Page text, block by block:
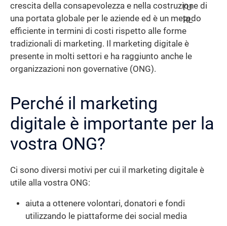
crescita della consapevolezza e nella costruzione di
una portata globale per le aziende ed è un metodo
efficiente in termini di costi rispetto alle forme
tradizionali di marketing. Il marketing digitale è
presente in molti settori e ha raggiunto anche le
organizzazioni non governative (ONG).
Perché il marketing
digitale è importante per la
vostra ONG?
Ci sono diversi motivi per cui il marketing digitale è
utile alla vostra ONG:
aiuta a ottenere volontari, donatori e fondi
utilizzando le piattaforme dei social media